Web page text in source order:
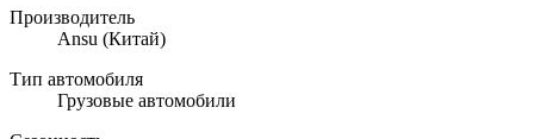
Производитель
Ansu (Китай)
Тип автомобиля
Грузовые автомобили